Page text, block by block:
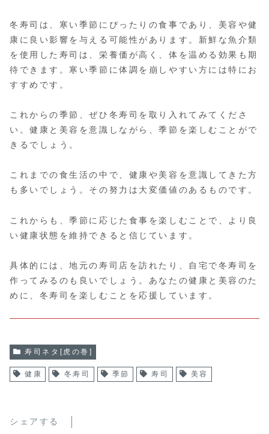
冬寿司は、寒い季節にぴったりの食事であり、美容や健
康に良い影響を与える可能性があります。新鮮な魚介類
を使用した寿司は、栄養価が高く、体を温める効果も期
待できます。寒い季節に体調を崩しやすい方には特にお
すすめです。
これからの季節、ぜひ冬寿司を取り入れてみてくださ
い。健康と美容を意識しながら、季節を楽しむことがで
きるでしょう。
これまでの食生活の中で、健康や美容を意識してきた方
も多いでしょう。その努力は大変価値のあるものです。
これからも、季節に応じた食事を楽しむことで、より良
い健康状態を維持できると信じています。
具体的には、地元の寿司店を訪れたり、自宅で冬寿司を
作ってみるのも良いでしょう。あなたの健康と美容のた
めに、冬寿司を楽しむことを応援しています。
寿司ネタ[虎の巻]
健康 冬寿司 季節 寿司 美容
シェアする